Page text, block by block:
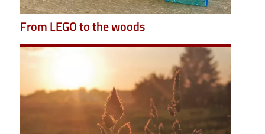
From LEGO to the woods
Image